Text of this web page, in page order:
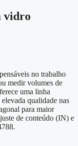
vidro
​​no trabalho
medir volumes de
uma linha
qualidade nas
para maior
de conteúdo (IN) e